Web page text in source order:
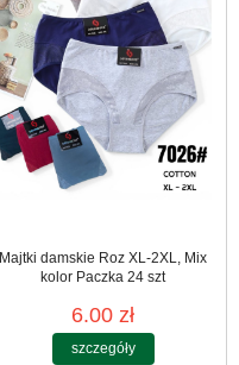
Majtki damskie Roz XL-2XL, Mix
kolor Paczka 24 szt
6.00 zł
szczegóły